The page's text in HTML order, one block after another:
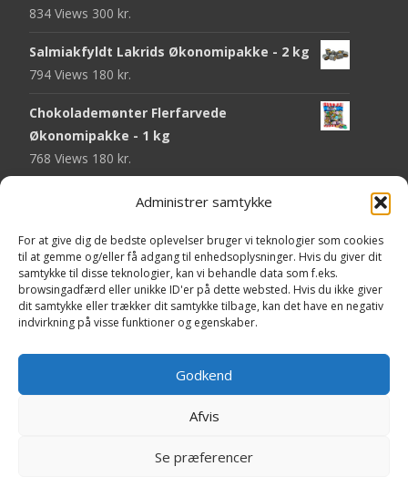
Administrer samtykke
For at give dig de bedste oplevelser bruger vi teknologier som cookies
til at gemme og/eller få adgang til enhedsoplysninger. Hvis du giver dit
samtykke til disse teknologier, kan vi behandle data som f.eks.
browsingadfærd eller unikke ID'er på dette websted. Hvis du ikke giver
dit samtykke eller trækker dit samtykke tilbage, kan det have en negativ
indvirkning på visse funktioner og egenskaber.
Godkend
Afvis
Se præferencer
834 Views 300 kr.
Salmiakfyldt Lakrids Økonomipakke - 2 kg
794 Views 180 kr.
Chokolademønter Flerfarvede
Økonomipakke - 1 kg
768 Views 180 kr.
Malaco Stjerner Lakrids - 92 gram
Pringles Hot & Spicy - 165 gram
743 Views40 kr.
Fini Krudttønder Tyggegummi
, Themei-craftby TemplatesNext.